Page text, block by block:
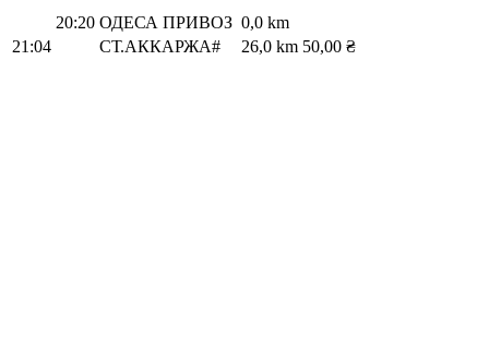
20:20 ОДЕСА ПРИВОЗ 0,0 km
21:04
СТ.АККАРЖА# 26,0 km 50,00 ₴